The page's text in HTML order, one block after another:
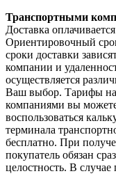
Транспортными
Доставка
Ориентировочный
сроки доставки
компании и
осуществляется
Ваш выбор. Тарифы на
компаниями вы
воспользоваться
терминала
бесплатно. При
покупатель обязан
целостность. В случае